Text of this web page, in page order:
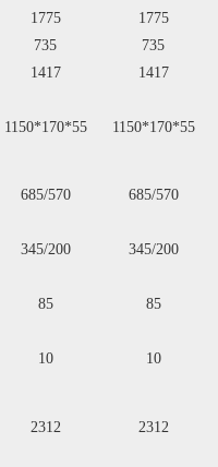
1775
1775
735
735
1417 1417
1150*170*55 1150*170*55
685/570 685/570
345/200 345/200
85 85
10 10
2312 2312